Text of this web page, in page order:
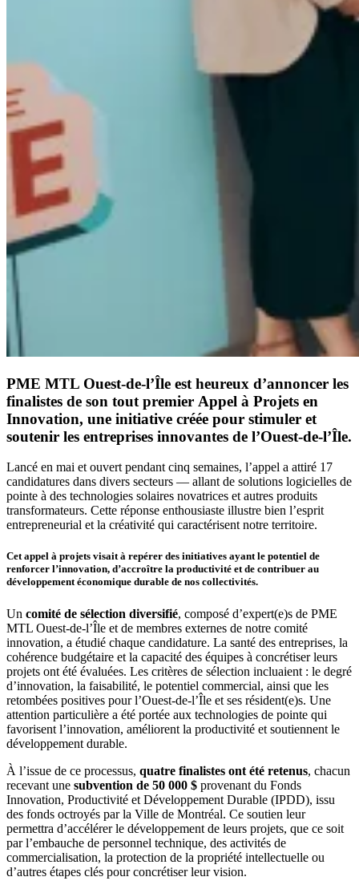
PME MTL Ouest-de-l’Île est heureux d’annoncer les
finalistes de son tout premier Appel à Projets en
Innovation, une initiative créée pour stimuler et
soutenir les entreprises innovantes de l’Ouest-de-l’Île.
Lancé en mai et ouvert pendant cinq semaines, l’appel a attiré 17
candidatures dans divers secteurs — allant de solutions logicielles de
pointe à des technologies solaires novatrices et autres produits
transformateurs. Cette réponse enthousiaste illustre bien l’esprit
entrepreneurial et la créativité qui caractérisent notre territoire.
Cet appel à projets visait à repérer des initiatives ayant le potentiel de
renforcer l’innovation, d’accroître la productivité et de contribuer au
développement économique durable de nos collectivités.
Un comité de sélection diversifié, composé d’expert(e)s de PME
MTL Ouest-de-l’Île et de membres externes de notre comité
innovation, a étudié chaque candidature. La santé des entreprises, la
cohérence budgétaire et la capacité des équipes à concrétiser leurs
projets ont été évaluées. Les critères de sélection incluaient : le degré
d’innovation, la faisabilité, le potentiel commercial, ainsi que les
retombées positives pour l’Ouest-de-l’Île et ses résident(e)s. Une
attention particulière a été portée aux technologies de pointe qui
favorisent l’innovation, améliorent la productivité et soutiennent le
développement durable.
À l’issue de ce processus, quatre finalistes ont été retenus, chacun
recevant une subvention de 50 000 $ provenant du Fonds
Innovation, Productivité et Développement Durable (IPDD), issu
des fonds octroyés par la Ville de Montréal. Ce soutien leur
permettra d’accélérer le développement de leurs projets, que ce soit
par l’embauche de personnel technique, des activités de
commercialisation, la protection de la propriété intellectuelle ou
d’autres étapes clés pour concrétiser leur vision.